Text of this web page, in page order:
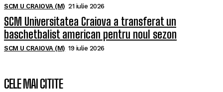
SCM U CRAIOVA (M) 21 iulie 2026
SCM Universitatea Craiova a transferat un
baschetbalist american pentru noul sezon
SCM U CRAIOVA (M) 19 iulie 2026
CELE MAI CITITE